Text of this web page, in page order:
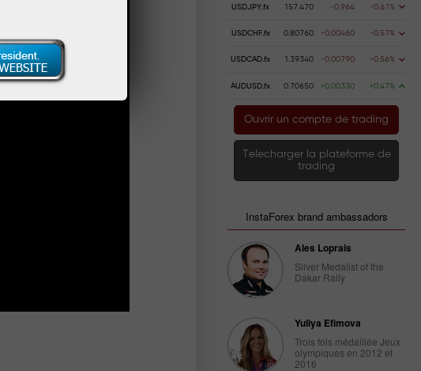
USDJPY.fx 157.470 -0.964 -0.61%
USDCHF.fx 0.80760 -0.00460 -0.57%
USDCAD.fx 1.39340 -0.00790 -0.56%
AUDUSD.fx 0.70650 +0.00330 +0.47%
Ouvrir un compte de trading
Telecharger la plateforme de
trading
InstaForex brand ambassadors
Ales Loprais
Silver Medalist of the
Dakar Rally
Yuliya Efimova
Trois fois médaillée Jeux
olympiques en 2012 et
2016